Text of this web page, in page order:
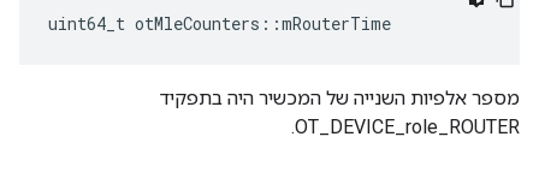
uint64_t otMleCounters ::mRouterTime
מספר אלפיות השנייה של המכשיר היה בתפקיד
OT_DEVICE_role_ROUTER.